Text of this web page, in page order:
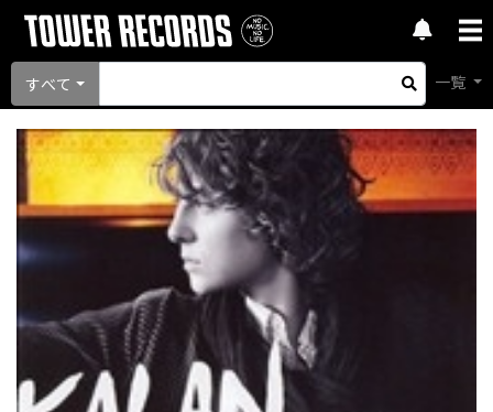
すべて 一覧